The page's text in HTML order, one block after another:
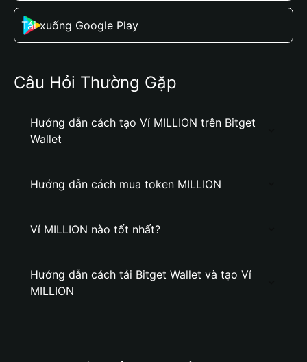
Tải xuống Google Play
Câu Hỏi Thường Gặp
Hướng dẫn cách tạo Ví MILLION trên Bitget
Wallet
Hướng dẫn cách mua token MILLION
Ví MILLION nào tốt nhất?
Hướng dẫn cách tải Bitget Wallet và tạo Ví
MILLION